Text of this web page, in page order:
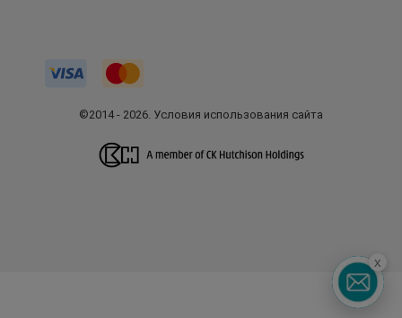
©2014 - 2026. Условия использования сайта
x